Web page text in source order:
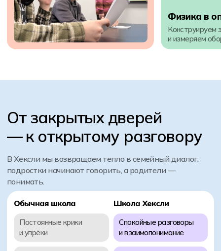
В Хексли мы возвращаем тепло в семейный диалог:
подростки начинают говорить, а родители —
— к открытому разговору
«Что ты там опять
за контрольную
написал?»
Каждый остаётся в
«Расскажи, что было
сложно, а что
понравилось?»
Семейный вечер